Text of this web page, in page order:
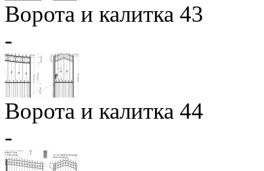
Ворота и калитка 43
-
Ворота и калитка 44
-